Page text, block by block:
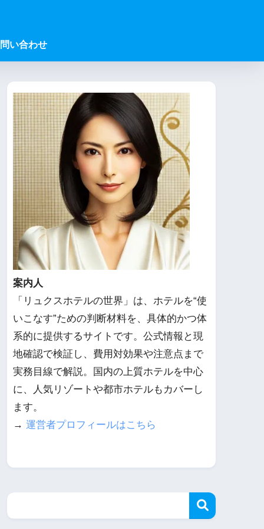
い合わせ
案内人
「リュクスホテルの世界」は、ホテルを“使
いこなす”ための判断材料を、具体的かつ体
系的に提供するサイトです。公式情報と現
地確認で検証し、費用対効果や注意点まで
実務目線で解説。国内の上質ホテルを中心
に、人気リゾートや都市ホテルもカバーし
ます。
→ 運営者プロフィールはこちら